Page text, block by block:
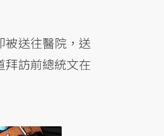
被送往醫院，送
拜訪前總統文在